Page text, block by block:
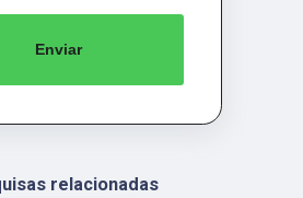
Enviar
relacionadas